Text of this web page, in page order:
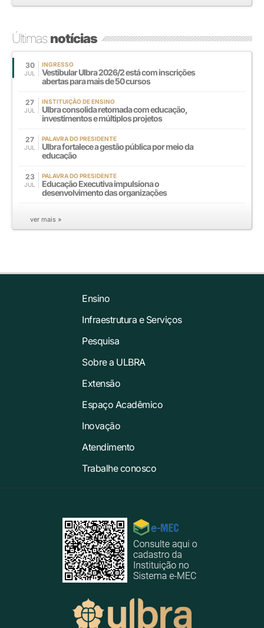
Últimasnotícias
30
JUL
INGRESSO
Vestibular Ulbra 2026/2 está com inscrições
abertas para mais de 50 cursos
27
JUL
INSTITUIÇÃO DE ENSINO
Ulbra consolida retomada com educação,
investimentos e múltiplos projetos
27
JUL
PALAVRA DO PRESIDENTE
Ulbra fortalece a gestão pública por meio da
educação
23
JUL
PALAVRA DO PRESIDENTE
Educação Executiva impulsiona o
desenvolvimento das organizações
ver mais »
Ensino
Infraestrutura e Serviços
Pesquisa
Sobre a ULBRA
Extensão
Espaço Acadêmico
Inovação
Atendimento
Trabalhe conosco